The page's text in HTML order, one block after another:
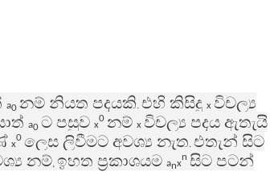
a0 නම් නියත පදයකි එහි කිසිදු x විචල්‍ය
a0 ට පසුව x
0 නම් x විචල්‍ය පදය ඇතැයි
x
0 ලෙස ලිවීමට අවශ්‍ය නැත එතැන් සිට
නම් ඉහත ප්‍රකාශයම anx
n සිට පටන්